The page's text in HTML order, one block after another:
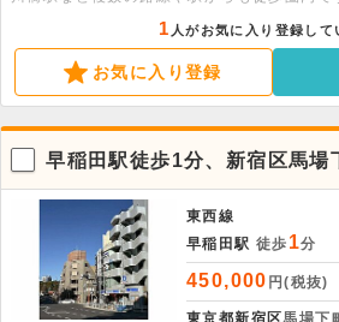
事務所店舗です。外装リニューアル済です。
す。各種サロンなどにおすすめです。
1 人がお気に入り登録して
お気に入り登録
早稲田駅徒歩1分、新宿区馬場
舗物件
東西線
早稲田駅 徒歩 1分
450,000 円(税抜)
東京都新宿区馬場下